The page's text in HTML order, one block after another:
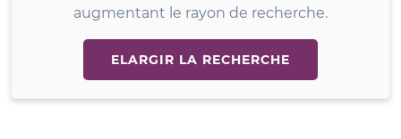
augmentant le rayon de recherche.
ELARGIR LA RECHERCHE